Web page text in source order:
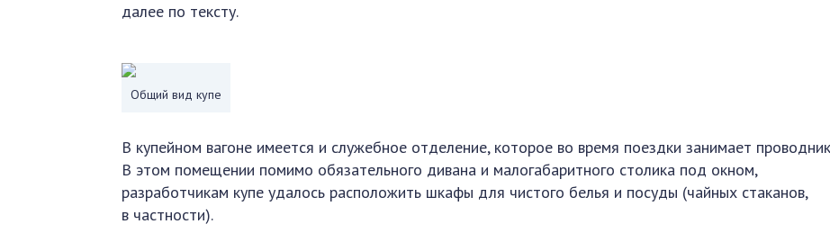
далее по тексту.
Общий вид купе
В купейном вагоне имеется и служебное отделение, которое во время поездки занимает
В этом помещении помимо обязательного дивана и малогабаритного столика под окном,
разработчикам купе удалось расположить шкафы для чистого белья и посуды (чайных стаканов,
в частности).